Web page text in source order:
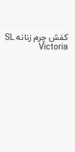
کفش چرم زنانه SL
Victoria